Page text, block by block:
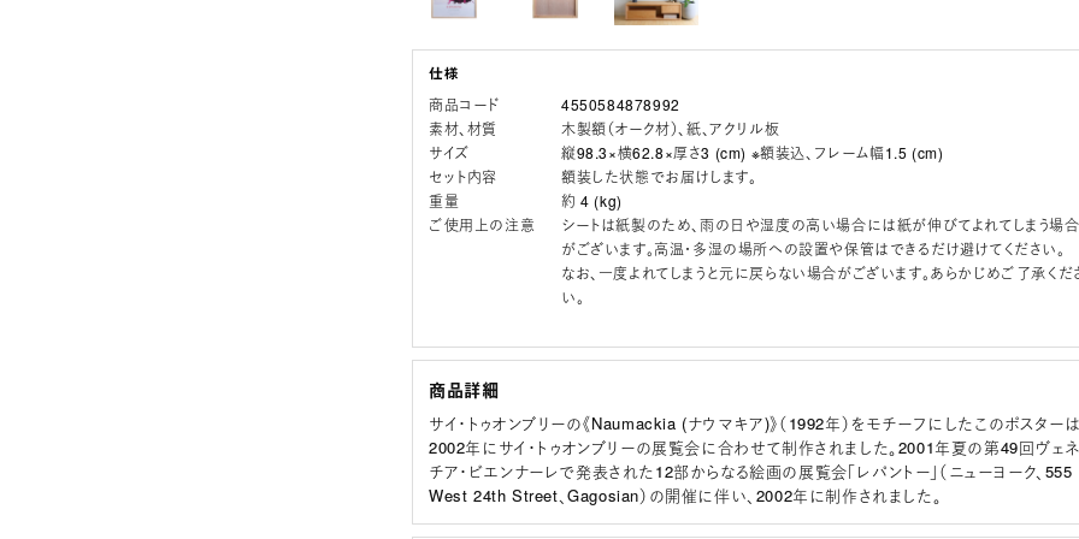
商品コード
4550584878992
素材、材質
木製額（オーク材）、紙、アクリル板
サイズ
縦98.3×横62.8×厚さ3 (cm) ※額装込、フレーム幅1.5 (cm)
セット内容
額装した状態でお届けします。
重量
約 4 (kg)
ご使用上の注意
シートは紙製のため、雨の日や湿度の高い場合には紙が伸びてよれてしまう場合
がございます。高温・多湿の場所への設置や保管はできるだけ避けてください。
なお、一度よれてしまうと元に戻らない場合がございます。あらかじめご了承くだ
い。
商品詳細
サイ・トゥオンブリーの《Naumackia (ナウマキア)》（1992年）をモチーフにしたこのポスターは
2002年にサイ・トゥオンブリーの展覧会に合わせて制作されました。2001年夏の第49回ヴェネ
チア・ビエンナーレで発表された12部からなる絵画の展覧会「レパントー」（ニューヨーク、555
West 24th Street、Gagosian）の開催に伴い、2002年に制作されました。